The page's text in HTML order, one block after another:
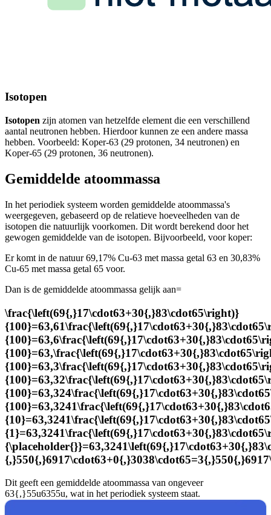
Isotopen
Isotopen zijn atomen van hetzelfde element die een verschillend
aantal neutronen hebben. Hierdoor kunnen ze een andere massa
hebben. Voorbeeld: Koper-63 (29 protonen, 34 neutronen) en
Koper-65 (29 protonen, 36 neutronen).
Gemiddelde atoommassa
In het periodiek systeem worden gemiddelde atoommassa's
weergegeven, gebaseerd op de relatieve hoeveelheden van de
isotopen die natuurlijk voorkomen. Dit wordt berekend door het
gewogen gemiddelde van de isotopen. Bijvoorbeeld, voor koper:
Er komt in de natuur 69,17% Cu-63 met massa getal 63 en 30,83%
Cu-65 met massa getal 65 voor.
Dan is de gemiddelde atoommassa gelijk aan=
\frac{\left(69{,}17\cdot63+30{,}83\cdot65\right)}
Dit geeft een gemiddelde atoommassa van ongeveer
63{,}55u6355u, wat in het periodiek systeem staat.